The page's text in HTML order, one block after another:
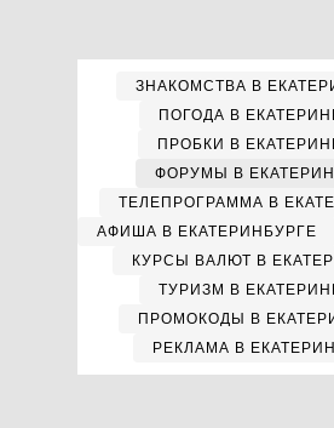
ЗНАКОМСТВА В
ПОГОДА В
ПРОБКИ В
ФОРУМЫ В
ТЕЛЕПРОГРАММА В
АФИША В ЕКАТЕРИНБУРГЕ
КУРСЫ ВАЛЮТ В
ТУРИЗМ В
ПРОМОКОДЫ В
РЕКЛАМА В